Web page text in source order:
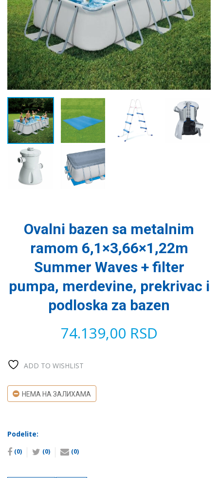
Ovalni bazen sa metalnim
ramom 6,1×3,66×1,22m
Summer Waves + filter
pumpa, merdevine, prekrivac i
podloska za bazen
74.139,00 RSD
ADD TO WISHLIST
НЕМА НА ЗАЛИХАМА
Podelite:
(0) (0) (0)